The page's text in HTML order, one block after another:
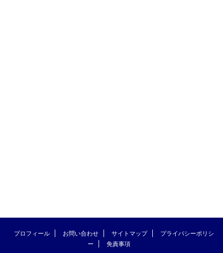
プロフィール お問い合わせ サイトマップ
プライバシーポリシ
ー
免責事項